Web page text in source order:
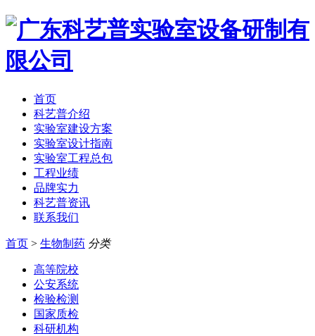
首页
科艺普介绍
实验室建设方案
实验室设计指南
实验室工程总包
工程业绩
品牌实力
科艺普资讯
联系我们
首页 > 生物制药 分类
高等院校
公安系统
检验检测
国家质检
科研机构